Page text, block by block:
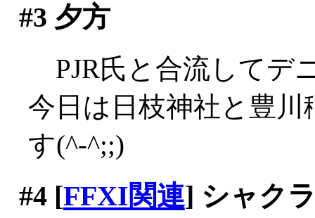
#3 夕方
PJR氏と合流してデ
今日は日枝神社と豊
す(^-^;;)
#4[FFXI関連] シャク